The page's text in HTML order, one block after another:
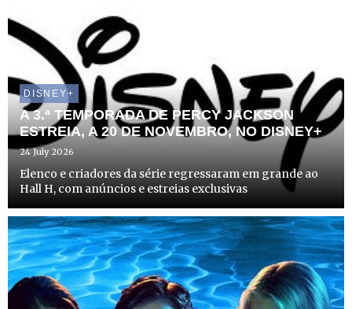
DISNEY+
A 3.ª TEMPORADA DE PERCY JACKSON
ESTREIA, A 20 DE NOVEMBRO, NO DISNEY+
24 July 2026
Elenco e criadores da série regressaram em grande ao
Hall H, com anúncios e estreias exclusivas